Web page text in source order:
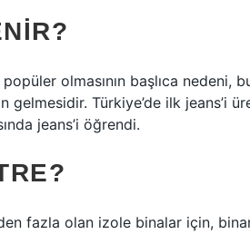
olmasının başlıca nedeni,
gelmesidir. Türkiye’de ilk jeans’i
jeans’i öğrendi.
fazla olan izole binalar için,